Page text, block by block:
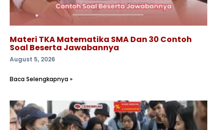
Materi TKA Matematika SMA Dan 30 Contoh
Soal Beserta Jawabannya
August 5, 2026
Baca Selengkapnya »